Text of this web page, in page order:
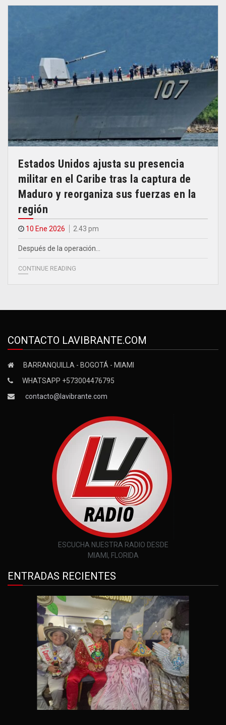
Estados Unidos ajusta su presencia
militar en el Caribe tras la captura de
Maduro y reorganiza sus fuerzas en la
región
10 Ene 2026 2.43 pm
Después de la operación…
CONTINUE READING
CONTACTO LAVIBRANTE.COM
BARRANQUILLA - BOGOTÁ - MIAMI
WHATSAPP +573004476795
contacto@lavibrante.com
ESCUCHA NUESTRA RADIO DESDE
MIAMI, FLORIDA
ENTRADAS RECIENTES